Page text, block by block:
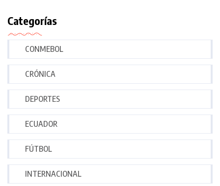
Categorías
CONMEBOL
CRÓNICA
DEPORTES
ECUADOR
FÚTBOL
INTERNACIONAL